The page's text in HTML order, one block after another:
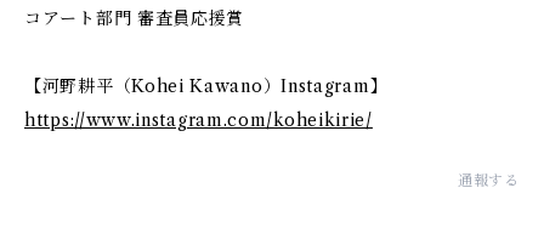
コアート部門 審査員応援賞
【河野耕平（Kohei Kawano）Instagram】
https://www.instagram.com/koheikirie/
通報する